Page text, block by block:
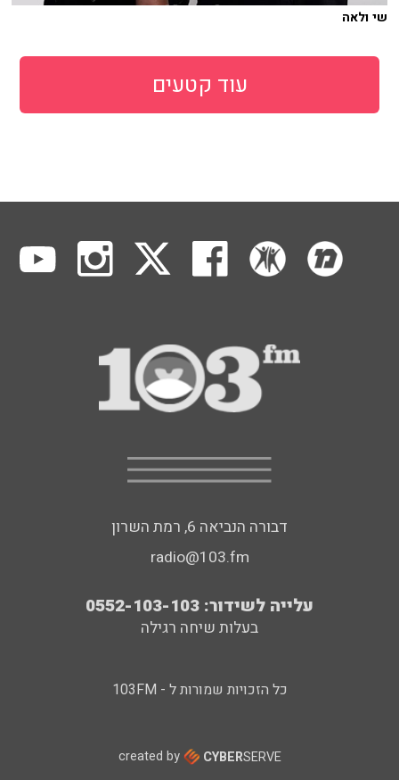
שי ולאה
עוד קטעים
דבורה הנביאה 6, רמת השרון
radio@103.fm
עלייה לשידור: 0552-103-103
בעלות שיחה רגילה
כל הזכויות שמורות ל - 103FM
created by CYBERSERVE